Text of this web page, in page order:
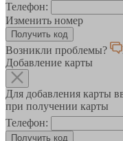
Телефон:
Изменить номер
Возникли проблемы?
Добавление карты
Для добавления карты
при получении карты
Телефон: